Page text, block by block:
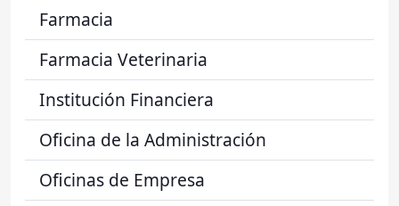
Farmacia
Farmacia Veterinaria
Institución Financiera
Oficina de la Administración
Oficinas de Empresa